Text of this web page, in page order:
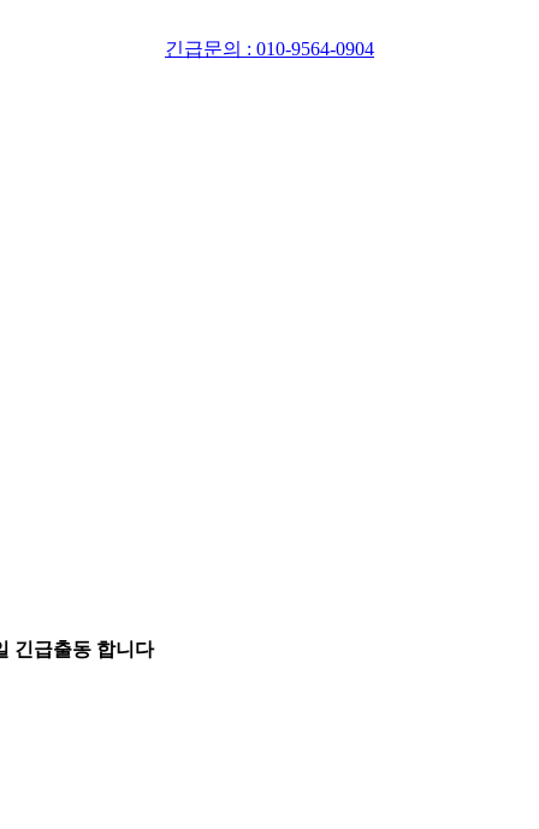
긴급문의 : 010-9564-0904
긴급출동 합니다